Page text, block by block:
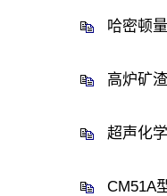
哈密顿
高炉矿
超声化
CM51A